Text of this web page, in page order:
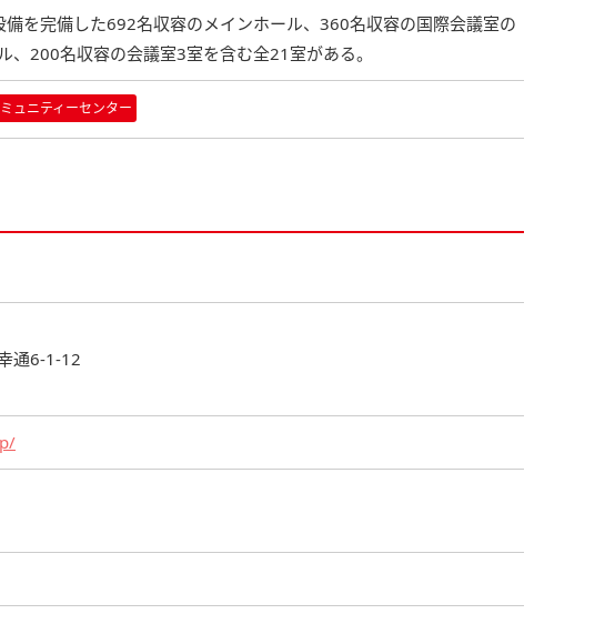
を完備した692名収容のメインホール、360名収容の国際会議室の
、200名収容の会議室3室を含む全21室がある。
ュニティーセンター
通6-1-12